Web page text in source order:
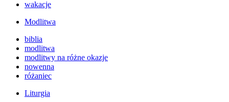
wakacje
Modlitwa
biblia
modlitwa
modlitwy na różne okazje
nowenna
różaniec
Liturgia